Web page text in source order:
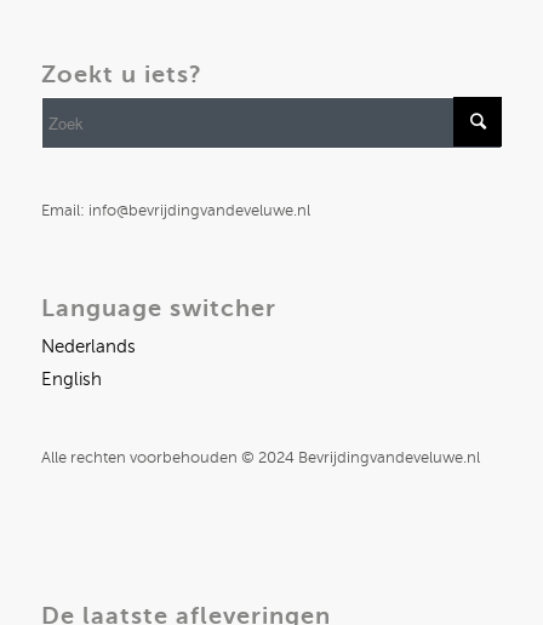
Zoekt u iets?
Email: info@bevrijdingvandeveluwe.nl
Language switcher
Nederlands
English
Alle rechten voorbehouden © 2024 Bevrijdingvandeveluwe.nl
De laatste afleveringen